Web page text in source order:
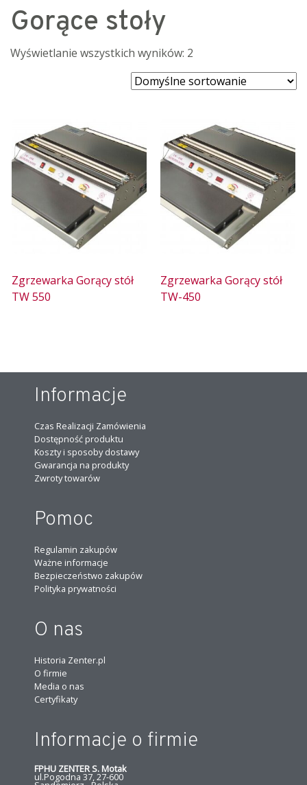
Gorące stoły
Wyświetlanie wszystkich wyników: 2
Zgrzewarka Gorący stół
TW 550
Zgrzewarka Gorący stół
TW-450
Informacje
Czas Realizacji Zamówienia
Dostępność produktu
Koszty i sposoby dostawy
Gwarancja na produkty
Zwroty towarów
Pomoc
Regulamin zakupów
Ważne informacje
Bezpieczeństwo zakupów
Polityka prywatności
O nas
Historia Zenter.pl
O firmie
Media o nas
Certyfikaty
Informacje o firmie
FPHU ZENTER S. Motak
ul.Pogodna 37, 27-600